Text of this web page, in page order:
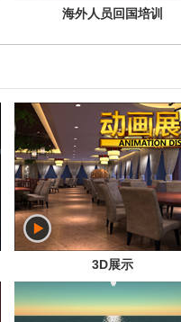
海外人员回国培训
3D展示